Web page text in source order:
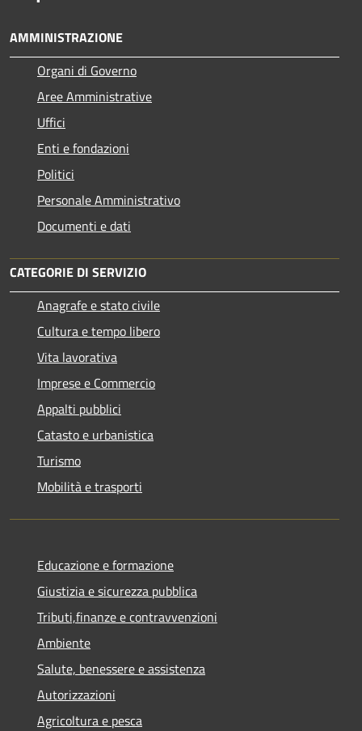
AMMINISTRAZIONE
Organi di Governo
Aree Amministrative
Uffici
Enti e fondazioni
Politici
Personale Amministrativo
Documenti e dati
CATEGORIE DI SERVIZIO
Anagrafe e stato civile
Cultura e tempo libero
Vita lavorativa
Imprese e Commercio
Appalti pubblici
Catasto e urbanistica
Turismo
Mobilità e trasporti
Educazione e formazione
Giustizia e sicurezza pubblica
Tributi,finanze e contravvenzioni
Ambiente
Salute, benessere e assistenza
Autorizzazioni
Agricoltura e pesca